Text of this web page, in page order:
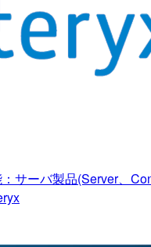
サーバ製品(Server、